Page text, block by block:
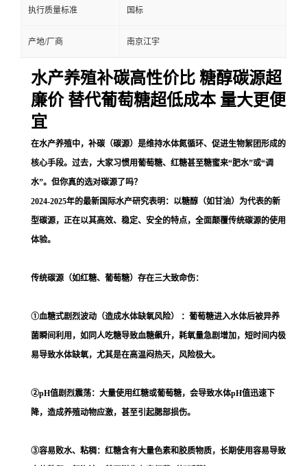
执行质量标准 国标
产地/厂商 南京江宇
水产养殖补碳高性价比 糖醇碳源超
廉价 替代葡萄糖超低成本 量大更便
宜
在水产养殖中，补碳（碳源）是维持水体氮循环、促进生物絮团形成的
核心手段。过去，大家习惯用葡萄糖、红糖甚至糖蜜来“肥水”或“调
水”。但你真的选对碳源了吗？
2024-2025年的最新国际水产研究表明：以糖醇（如甘油）为代表的新
型碳源，正在以其高效、稳定、安全的特点，全面颠覆传统碳源的使用
体验。
传统碳源（如红糖、葡萄糖）存在三大致命伤：
①血糖式剧烈波动（造成水体缺氧风险） ：葡萄糖进入水体后被异养
菌瞬间利用，如同人吃糖导致血糖飙升，耗氧量急剧增加，短时间内极
易导致水体缺氧，尤其是在高温闷热天，风险极大。
②pH值剧烈震荡：大量使用红糖或葡萄糖，会导致水体pH值迅速下
降，造成养殖动物应激，甚至引起腮部损伤。
③容易败水、粘稠：红糖含有大量色素和胶质物质，长期使用容易导致